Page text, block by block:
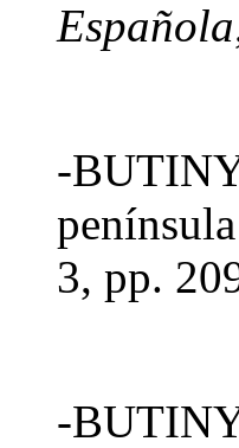
Española
-
3, pp.
-